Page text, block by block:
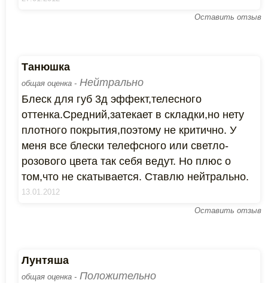
Оставить отзыв
Танюшка
общая оценка - Нейтрально
Блеск для губ 3д эффект,телесного
оттенка.Средний,затекает в складки,но нету
плотного покрытия,поэтому не критично. У
меня все блески телефсного или светло-
розового цвета так себя ведут. Но плюс о
том,что не скатывается. Ставлю нейтрально.
13.01.2012
Оставить отзыв
Лунтяша
общая оценка - Положительно